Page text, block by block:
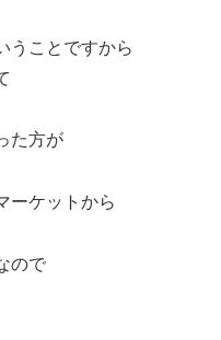
うことですから
た方が
ーケットから
ので